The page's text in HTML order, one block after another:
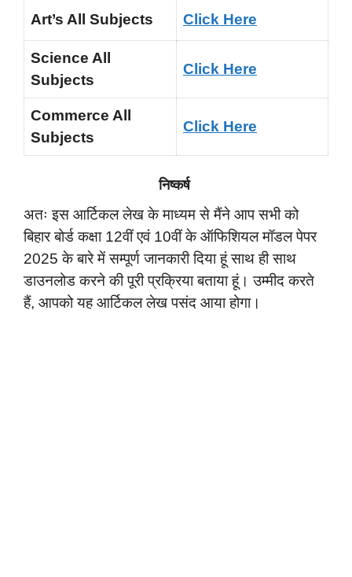
Art’s All Subjects Click Here
Science All
Subjects
Click Here
Commerce All
Subjects
Click Here
निष्कर्ष
अतः इस आर्टिकल लेख के माध्यम से मैंने आप सभी को
बिहार बोर्ड कक्षा 12वीं एवं 10वीं के ऑफिशियल मॉडल पेपर
2025 के बारे में सम्पूर्ण जानकारी दिया हूं साथ ही साथ
डाउनलोड करने की पूरी प्रक्रिया बताया हूं। उम्मीद करते
हैं, आपको यह आर्टिकल लेख पसंद आया होगा।